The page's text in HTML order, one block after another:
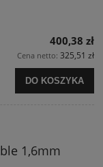
400,38 zł
Cena netto: 325,51 zł
DO KOSZYKA
1,6mm